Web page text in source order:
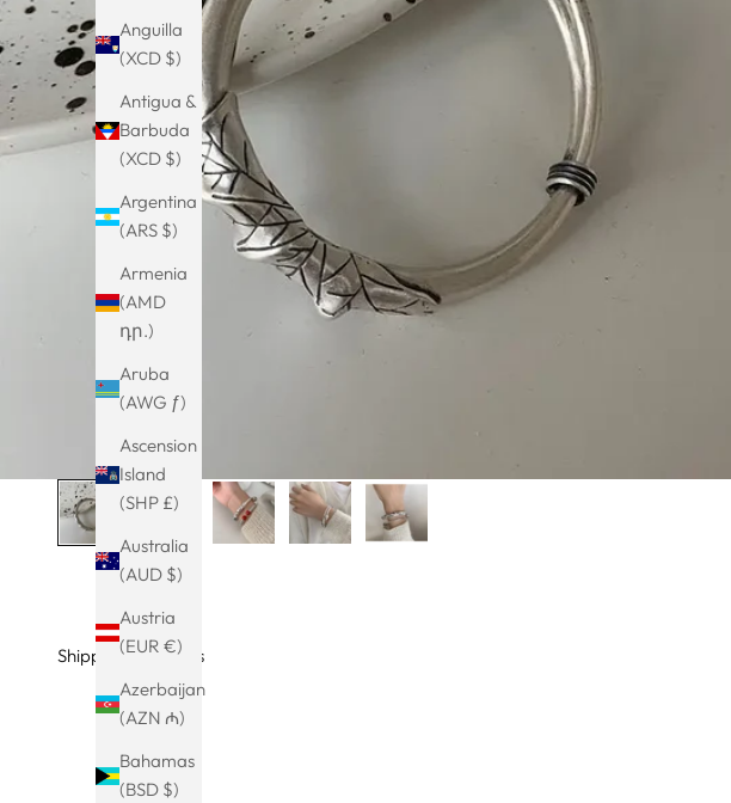
Anguilla
(XCD $)
Antigua &
Barbuda
(XCD $)
Argentina
(ARS $)
Armenia
(AMD
դր.)
Aruba
(AWG ƒ)
Ascension
Island
(SHP £)
Australia
(AUD $)
Austria
(EUR €)
Azerbaijan
(AZN ₼)
Bahamas
(BSD $)
Shipping & Returns